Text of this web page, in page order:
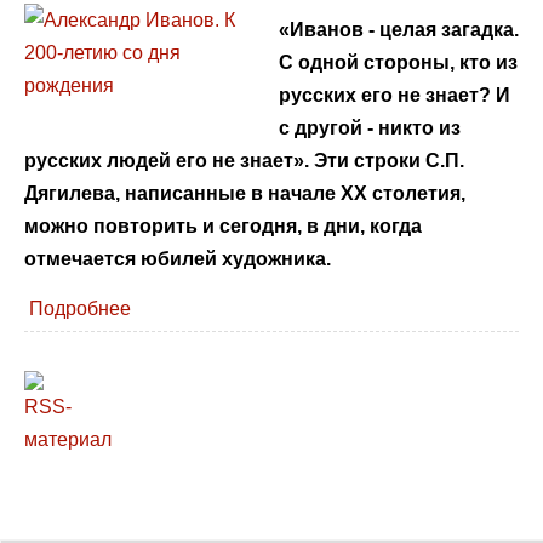
«Иванов - целая загадка.
С одной стороны, кто из
русских его не знает? И
с другой - никто из
русских людей его не знает». Эти строки С.П.
Дягилева, написанные в начале XX столетия,
можно повторить и сегодня, в дни, когда
отмечается юбилей художника.
Подробнее